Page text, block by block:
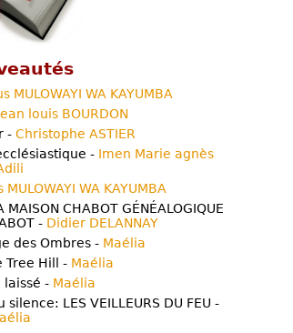
MULOWAYI WA KAYUMBA
louis BOURDON
- Christophe ASTIER
- Imen Marie agnès
MULOWAYI WA KAYUMBA
MAISON CHABOT GÉNÉALOGIQUE
- Didier DELANNAY
des Ombres - Maélia
Tree Hill - Maélia
laissé - Maélia
LES VEILLEURS DU FEU -